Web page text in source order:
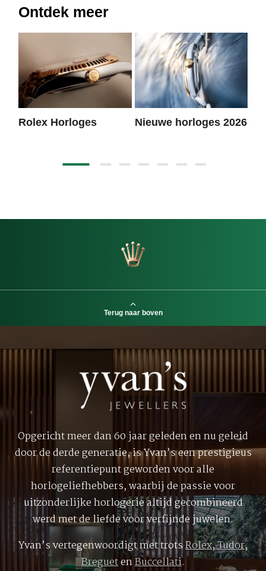
Ontdek meer
Rolex Horloges Nieuwe horloges 2026
Terug naar boven
Opgericht meer dan 60 jaar geleden en nu geleid
door de derde generatie, is Yvan’s een prestigieus
referentiepunt geworden voor alle
horlogeliefhebbers, waarbij de passie voor
uitzonderlijke horlogerie altijd gecombineerd
werd met de liefde voor verfijnde juwelen.
Yvan’s vertegenwoordigt met trotsRolex,Tudor,
BreguetenBuccellati.